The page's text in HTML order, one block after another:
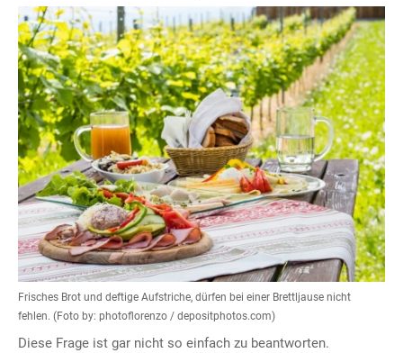
Frisches Brot und deftige Aufstriche, dürfen bei einer Brettljause nicht
fehlen. (Foto by: photoflorenzo / depositphotos.com)
Diese Frage ist gar nicht so einfach zu beantworten.